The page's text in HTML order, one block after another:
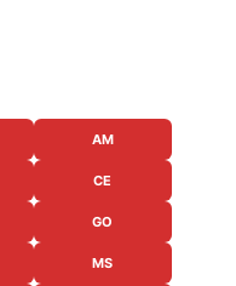
AM
CE
GO
MS